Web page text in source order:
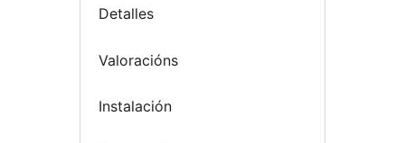
Detalles
Valoracións
Instalación